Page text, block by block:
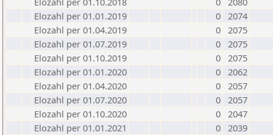
Elozahl per 01.01.2019
0 2074
Elozahl per 01.04.2019
0 2075
Elozahl per 01.07.2019
0 2075
Elozahl per 01.10.2019
0 2075
Elozahl per 01.01.2020
0 2062
Elozahl per 01.04.2020
0 2057
Elozahl per 01.07.2020
0 2057
Elozahl per 01.10.2020
0 2047
Elozahl per 01.01.2021
0 2039